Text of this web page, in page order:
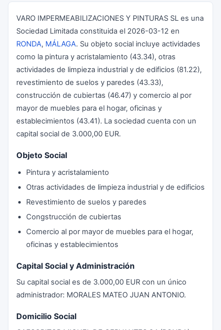
VARO IMPERMEABILIZACIONES Y PINTURAS SL es una
Sociedad Limitada constituida el 2026-03-12 en
RONDA, MÁLAGA. Su objeto social incluye actividades
como la pintura y acristalamiento (43.34), otras
actividades de limpieza industrial y de edificios (81.22),
revestimiento de suelos y paredes (43.33),
construcción de cubiertas (46.47) y comercio al por
mayor de muebles para el hogar, oficinas y
establecimientos (43.41). La sociedad cuenta con un
capital social de 3.000,00 EUR.
Objeto Social
Pintura y acristalamiento
Otras actividades de limpieza industrial y de edificios
Revestimiento de suelos y paredes
Congstrucción de cubiertas
Comercio al por mayor de muebles para el hogar,
oficinas y establecimientos
Capital Social y Administración
Su capital social es de 3.000,00 EUR con un único
administrador: MORALES MATEO JUAN ANTONIO.
Domicilio Social